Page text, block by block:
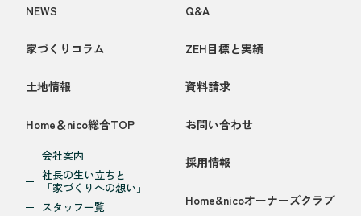
NEWS
家づくりコラム
土地情報
Home＆nico総合TOP
会社案内
社長の生い立ちと
「家づくりへの想い」
スタッフ一覧
Q&A
ZEH目標と実績
資料請求
お問い合わせ
採用情報
Home&nicoオーナーズクラブ